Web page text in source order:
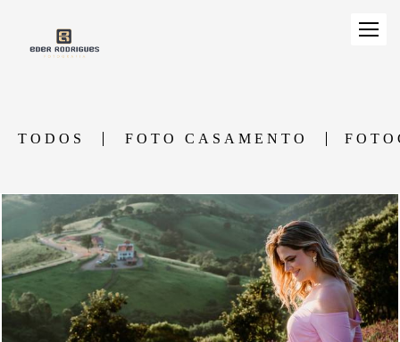
TODOS FOTO CASAMENTO